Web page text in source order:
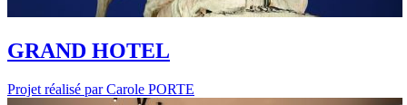
GRAND HOTEL
Projet réalisé par Carole PORTE